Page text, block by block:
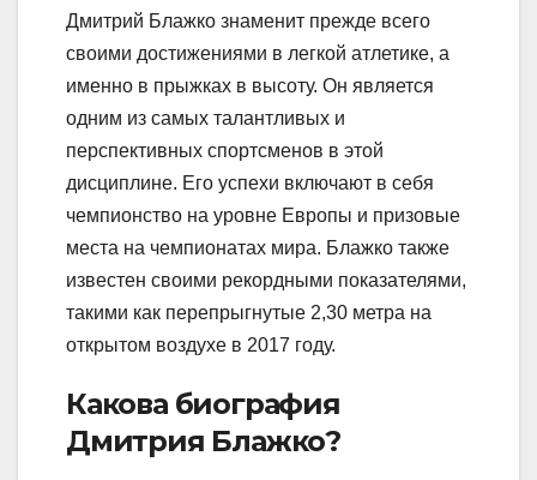
Дмитрий Блажко знаменит прежде всего
своими достижениями в легкой атлетике, а
именно в прыжках в высоту. Он является
одним из самых талантливых и
перспективных спортсменов в этой
дисциплине. Его успехи включают в себя
чемпионство на уровне Европы и призовые
места на чемпионатах мира. Блажко также
известен своими рекордными показателями,
такими как перепрыгнутые 2,30 метра на
открытом воздухе в 2017 году.
Какова биография
Дмитрия Блажко?